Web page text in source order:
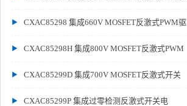
CXAC85298 集成660V MOSFET反激式PWM驱
CXAC85298H 集成800V MOSFET反激式PWM
CXAC85299D 集成700V MOSFET反激式开关
CXAC85299P 集成过零检测反激式开关电